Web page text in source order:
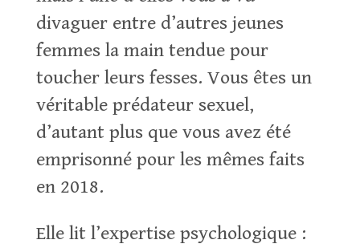
divaguer entre d’autres jeunes
femmes la main tendue pour
toucher leurs fesses. Vous êtes un
véritable prédateur sexuel,
d’autant plus que vous avez été
emprisonné pour les mêmes faits
en 2018.
Elle lit l’expertise psychologique :